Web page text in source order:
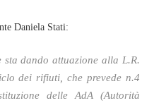
Daniela Stati:
sta dando attuazione alla L.R.
dei rifiuti, che prevede n.4
delle AdA (Autorità